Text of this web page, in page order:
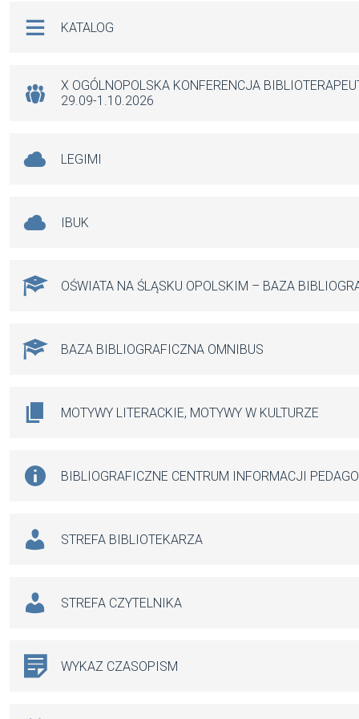
o
k
p
KATALOG
X OGÓLNOPOLSKA KONFERENCJA
29.09-1.10.2026
LEGIMI
IBUK
OŚWIATA NA ŚLĄSKU OPOLSKIM – BAZA
BAZA BIBLIOGRAFICZNA OMNIBUS
MOTYWY LITERACKIE, MOTYWY W KULTURZE
BIBLIOGRAFICZNE CENTRUM INFORMACJI
STREFA BIBLIOTEKARZA
STREFA CZYTELNIKA
WYKAZ CZASOPISM